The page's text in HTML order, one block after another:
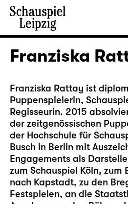
Franziska
Franziska Rattay ist
Puppenspielerin,
Regisseurin. 2015
der zeitgenössischen
der Hochschule für
Busch in Berlin mit
Engagements als
zum Schauspiel Köln, zum
nach Kapstadt, zu den
Festspielen, an die